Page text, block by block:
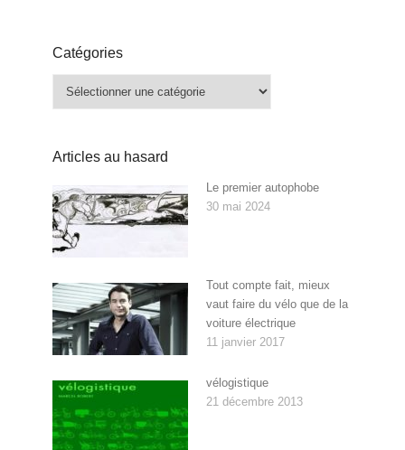
Catégories
Articles au hasard
Le premier autophobe
30 mai 2024
Tout compte fait, mieux
vaut faire du vélo que de la
voiture électrique
11 janvier 2017
vélogistique
21 décembre 2013